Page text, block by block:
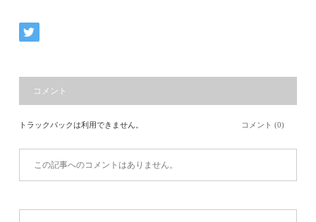
コメント
トラックバックは利用できません。 コメント (0)
この記事へのコメントはありません。